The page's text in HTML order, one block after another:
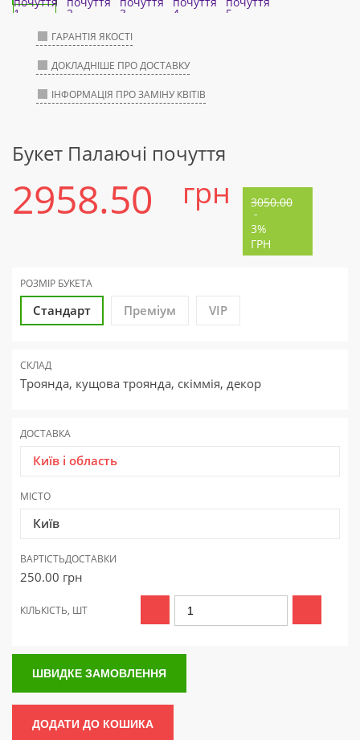
ГАРАНТІЯ ЯКОСТІ
ДОКЛАДНІШЕ ПРО ДОСТАВКУ
ІНФОРМАЦІЯ ПРО ЗАМІНУ КВІТІВ
Букет Палаючі почуття
2958.50 грн 3050.00
-
3%
ГРН
РОЗМІР БУКЕТА
Стандарт Преміум VIP
СКЛАД
Троянда, кущова троянда, скіммія, декор
ДОСТАВКА
Київ і область
МІСТО
Київ
ВАРТІСТЬДОСТАВКИ
250.00 грн
КІЛЬКІСТЬ, ШТ
ШВИДКЕ ЗАМОВЛЕННЯ
ДОДАТИ ДО КОШИКА